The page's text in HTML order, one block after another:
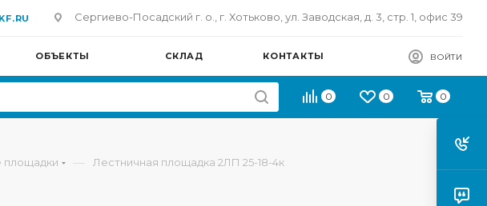
Сергиево-Посадский г. о., г. Хотьково, ул. Заводская, д. 3, стр. 1, офис 39
ОБЪЕКТЫ СКЛАД КОНТАКТЫ ВОЙТИ
0 0 0
площадки — Лестничная площадка 2ЛП 25-18-4к